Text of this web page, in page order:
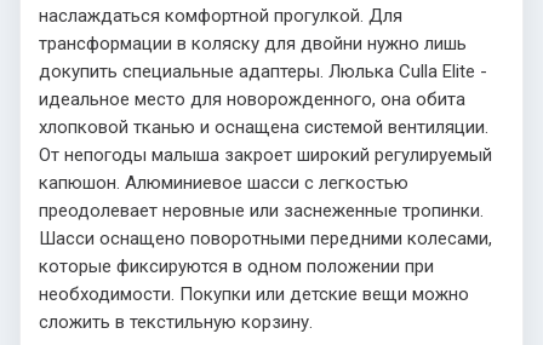
наслаждаться комфортной прогулкой. Для
трансформации в коляску для двойни нужно лишь
докупить специальные адаптеры. Люлька Culla Elite -
идеальное место для новорожденного, она обита
хлопковой тканью и оснащена системой вентиляции.
От непогоды малыша закроет широкий регулируемый
капюшон. Алюминиевое шасси с легкостью
преодолевает неровные или заснеженные тропинки.
Шасси оснащено поворотными передними колесами,
которые фиксируются в одном положении при
необходимости. Покупки или детские вещи можно
сложить в текстильную корзину.